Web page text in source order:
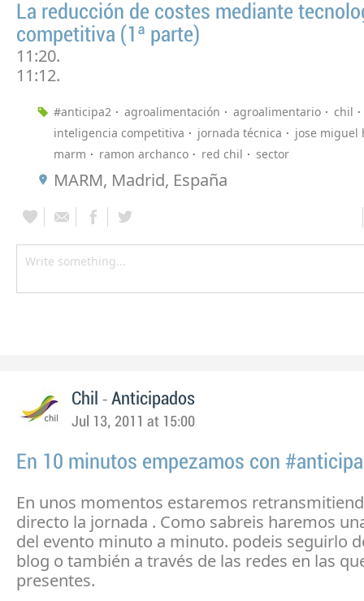
La reducción de costes mediante
competitiva (1ª parte)
11:20.
11:12.
#anticipa2 agroalimentación agroalimentario
chil
inteligencia competitiva
jornada técnica
jose miguel
marm
ramon archanco red chil sector
MARM, Madrid, España
Chil - Anticipados
Jul 13, 2011 at 15:00
En 10 minutos empezamos con
En unos momentos estaremos
directo la jornada . Como sabreis haremos
del evento minuto a minuto. podeis seguirlo
blog o también a través de las redes en las
presentes.